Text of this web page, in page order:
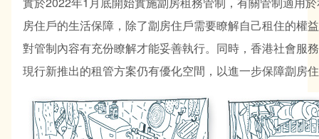
房住戶的生活保障，除了劏房住戶需要瞭解自己租住的權
對管制內容有充份瞭解才能妥善執行。同時，香港社會服
現行新推出的租管方案仍有優化空間，以進一步保障劏房